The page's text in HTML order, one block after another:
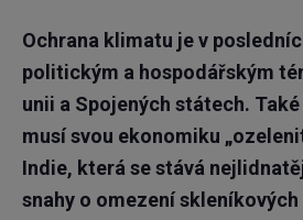
Ochrana klimatu je v
politickým a hospodářským
unii a Spojených státech.
musí svou ekonomiku
Indie, která se stává
snahy o omezení skleníkových